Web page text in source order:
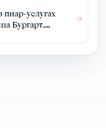
пиар-услугах
Бургарт,
Device